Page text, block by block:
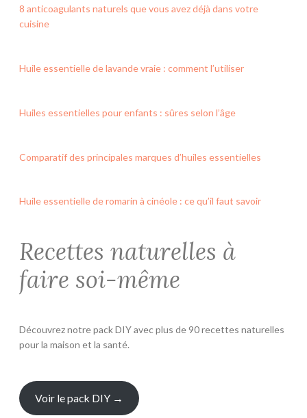
8 anticoagulants naturels que vous avez déjà dans votre
cuisine
Huile essentielle de lavande vraie : comment l’utiliser
Huiles essentielles pour enfants : sûres selon l’âge
Comparatif des principales marques d’huiles essentielles
Huile essentielle de romarin à cinéole : ce qu’il faut savoir
Recettes naturelles à
faire soi-même
Découvrez notre pack DIY avec plus de 90 recettes naturelles
pour la maison et la santé.
Voir le pack DIY →